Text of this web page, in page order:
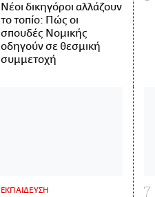
Νέοι δικηγόροι αλλάζουν
το τοπίο: Πώς οι
σπουδές Νομικής
οδηγούν σε θεσμική
συμμετοχή
ΕΚΠΑΙΔΕΥΣΗ